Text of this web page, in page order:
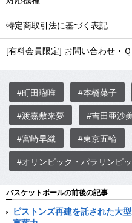
特定商取引法に基づく表記
[有料会員限定] お問い合わせ・Ｑ
#町田瑠唯 #本橋菜子
#渡嘉敷来夢 #吉田亜沙
#宮崎早織 #東京五輪
#オリンピック・パラリンピ
バスケットボールの前後の記事
ピストンズ再建を託された大